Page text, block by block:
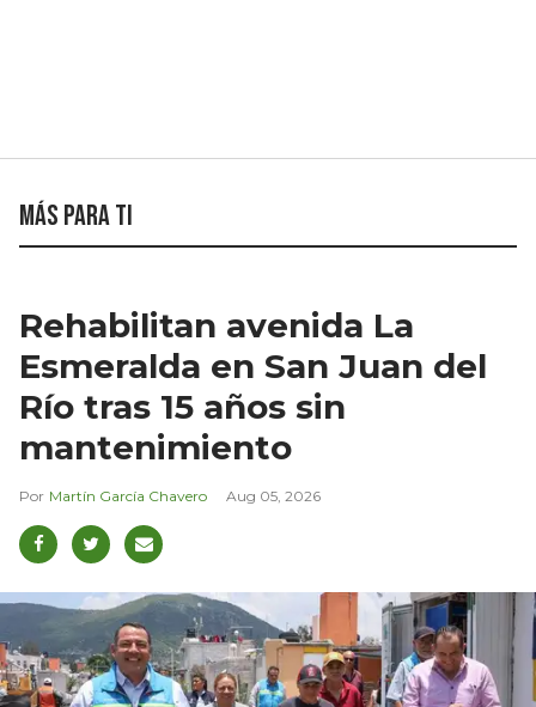
Más para ti
Rehabilitan avenida La
Esmeralda en San Juan del
Río tras 15 años sin
mantenimiento
Martín García Chavero Aug 05, 2026